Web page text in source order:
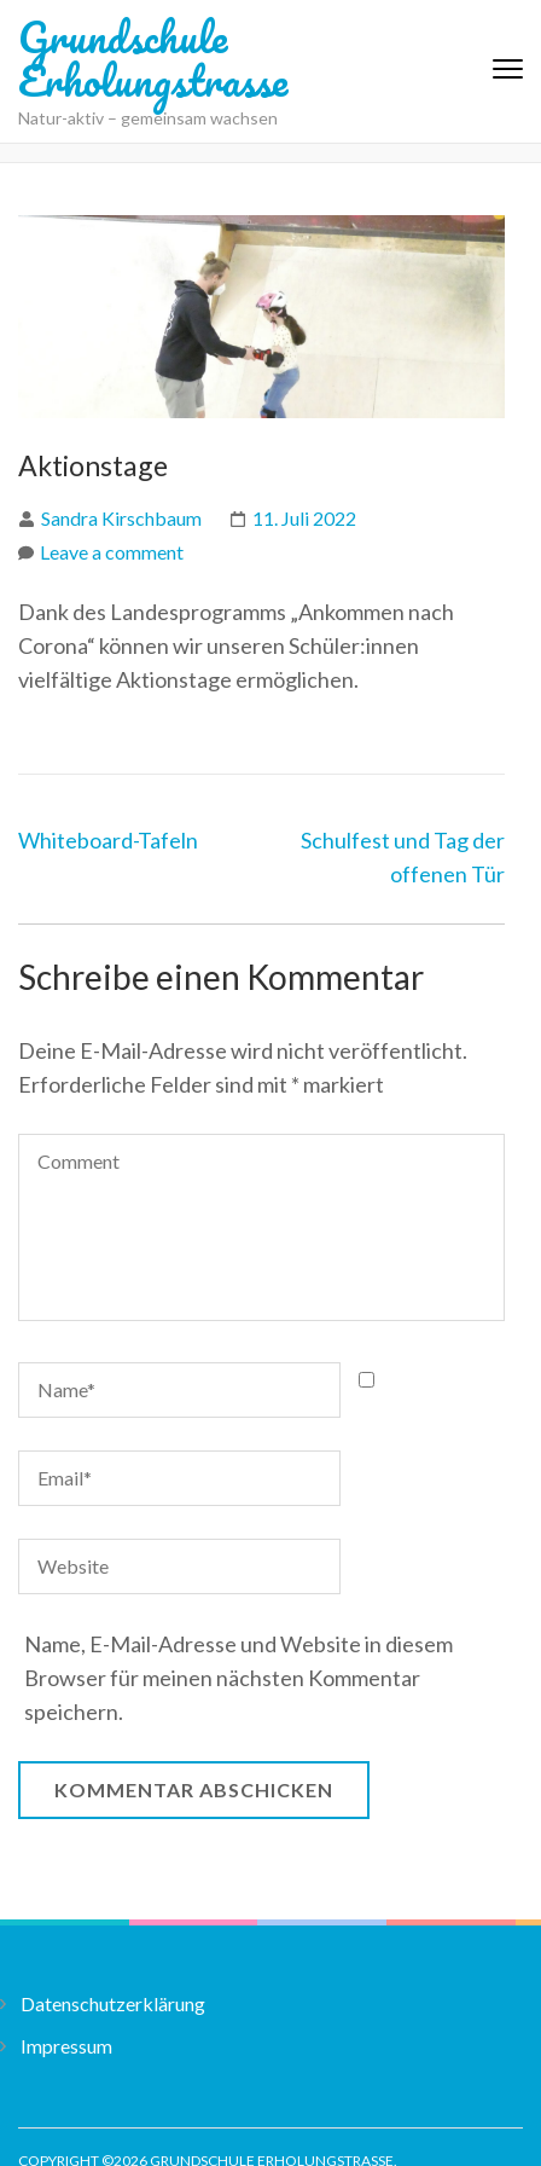
Grundschule
Erholungstrasse
Natur-aktiv – gemeinsam wachsen
Aktionstage
Sandra Kirschbaum
11. Juli 2022
Leave a comment
Dank des Landesprogramms „Ankommen nach
Corona“ können wir unseren Schüler:innen
vielfältige Aktionstage ermöglichen.
Post
Whiteboard-Tafeln
Schulfest und Tag der
offenen Tür
Schreibe einen Kommentar
Deine E-Mail-Adresse wird nicht veröffentlicht.
Erforderliche Felder sind mit * markiert
Name, E-Mail-Adresse und Website in diesem
Browser für meinen nächsten Kommentar
speichern.
Datenschutzerklärung
Impressum
COPYRIGHT ©2026GRUNDSCHULE ERHOLUNGSTRASSE